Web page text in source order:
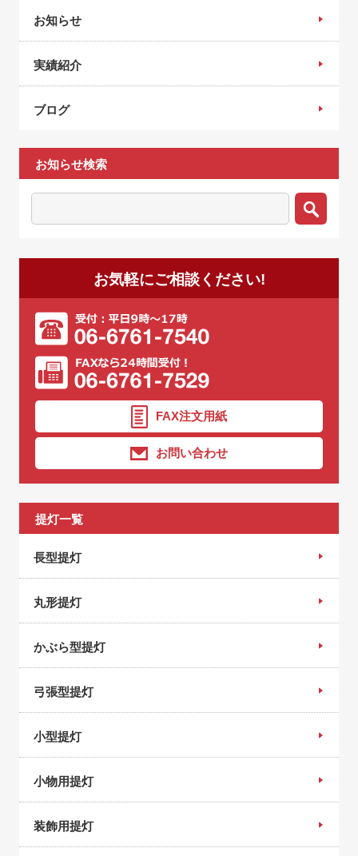
お知らせ
実績紹介
ブログ
お知らせ検索
お気軽にご相談ください!
FAX注文用紙
お問い合わせ
提灯一覧
長型提灯
丸形提灯
かぶら型提灯
弓張型提灯
小型提灯
小物用提灯
装飾用提灯